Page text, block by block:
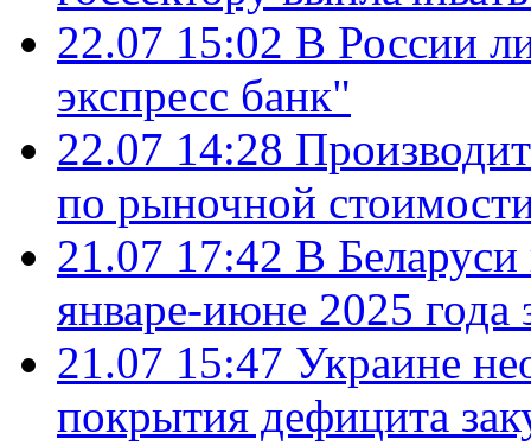
22.07 15:02 В России
экспресс банк"
22.07 14:28
по рыночной
21.07 17:42 В Беларуси
январе-июне 2025 года
21.07 15:47 Украине
покрытия дефицита